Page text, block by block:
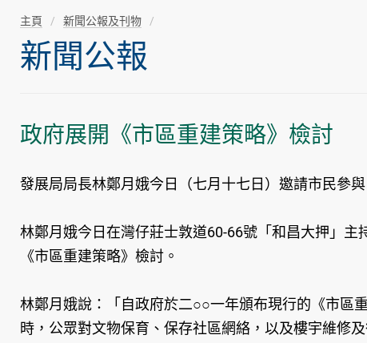
主頁 新聞公報及刊物
新聞公報
政府展開《市區重建策略》檢討
發展局局長林鄭月娥今日（七月十七日）邀請市民參
林鄭月娥今日在灣仔莊士敦道60-66號「和昌大押」
《市區重建策略》檢討。
林鄭月娥說：「自政府於二○○一年頒布現行的《市區
時，公眾對文物保育、保存社區網絡，以及樓宇維修